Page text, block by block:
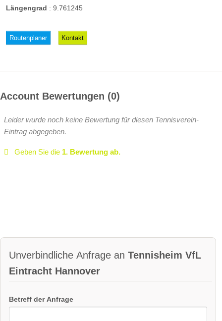
Längengrad : 9.761245
Routenplaner Kontakt
Account Bewertungen 0
Leider wurde noch keine Bewertung für diesen Tennisverein-
Eintrag abgegeben.
Geben Sie die 1. Bewertung ab.
Unverbindliche Anfrage an Tennisheim VfL
Eintracht Hannover
Betreff der Anfrage